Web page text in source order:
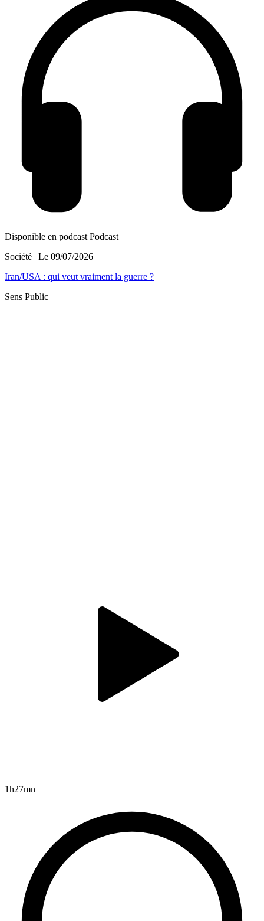
Disponible en podcast Podcast
Société | Le 09/07/2026
Iran/USA : qui veut vraiment la guerre ?
Sens Public
1h27mn